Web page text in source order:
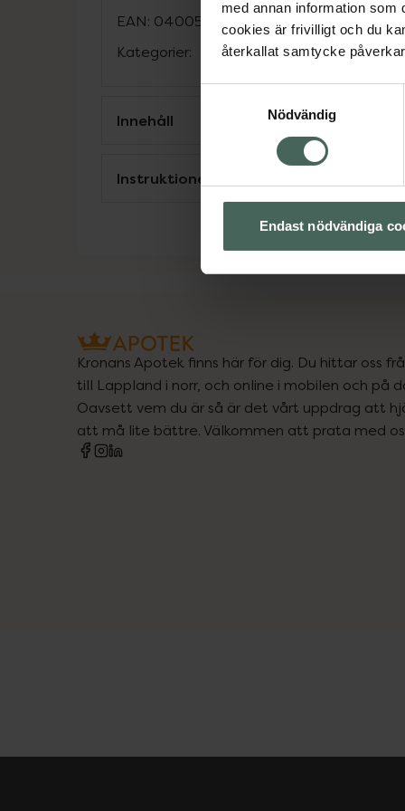
med annan information som
cookies är frivilligt och du
återkallat samtycke
Nödvändig
Endast nödvändiga
EAN: 04005900599988
Kategorier:
Innehåll
Instruktioner
Kronans Apotek finns här för dig. Du hittar oss
till Lappland i norr, och online i mobilen och på
Oavsett vem du är så är det vårt uppdrag att
att må lite bättre. Välkommen att prata med